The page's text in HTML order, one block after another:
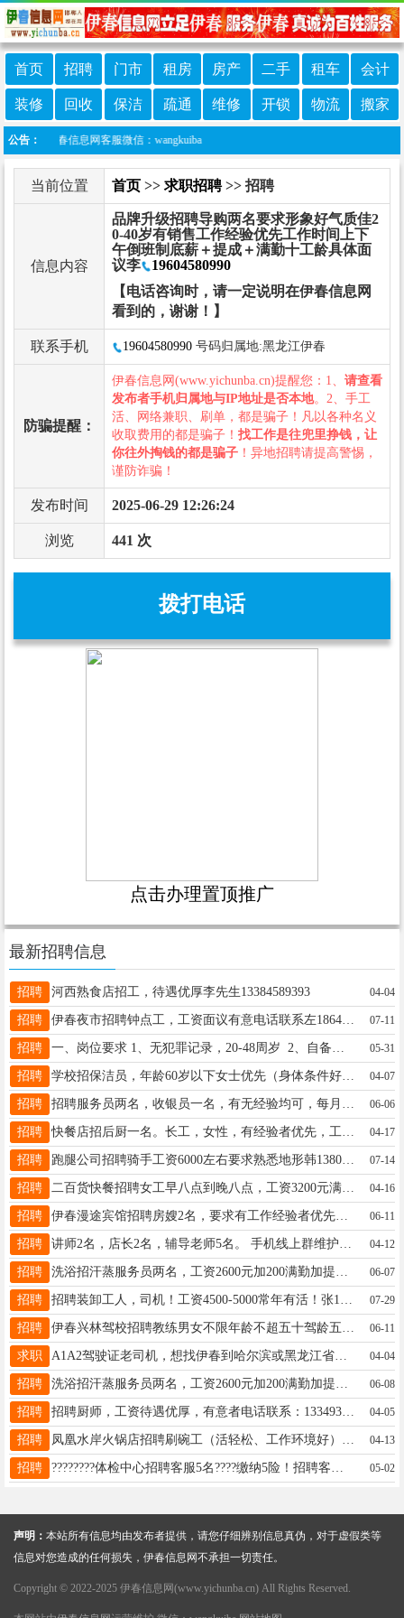
首页 招聘 门市 租房 房产 二手 租车 会计
装修 回收 保洁 疏通 维修 开锁 物流 搬家
公告：
请加伊春信息网客服微信：wangkuiba
当前位置 首页 >> 求职招聘>> 招聘
信息内容
品牌升级招聘导购两名要求形象好气质佳2
0-40岁有销售工作经验优先工作时间上下
午倒班制底薪＋提成＋满勤十工龄具体面
议李
19604580990
【电话咨询时，请一定说明在伊春信息网
看到的，谢谢！】
联系手机 19604580990 号码归属地:黑龙江伊春
防骗提醒：
伊春信息网(www.yichunba.cn)提醒您：1、 请查看
发布者手机归属地与IP地址是否本地。2、手工
活、网络兼职、刷单，都是骗子！凡以各种名义
收取费用的都是骗子！ 找工作是往兜里挣钱，让
你往外掏钱的都是骗子 ！异地招聘请提高警惕，
谨防诈骗！
发布时间 2025-06-29 12:26:24
浏览 441 次
拨打电话
点击办理置顶推广
最新招聘信息
招聘 河西熟食店招工，待遇优厚李先生13384589393 04-04
招聘 伊春夜市招聘钟点工，工资面议有意电话联系左18645829823 07-11
招聘 05-31
招聘 学校招保洁员，年龄60岁以下女士优先（身体条件好，可以适当放宽），身体健康，无重大疾病，严重高血压，心脏病。能吃苦耐劳，勤劳肯干者优先。活不累，每天主要两次卫生，平时保持好，干完就待着。王先生18645803323 04-07
招聘 06-06
招聘 04-17
招聘 跑腿公司招聘骑手工资6000左右要求熟悉地形韩13804853586 07-14
招聘 二百货快餐招聘女工早八点到晚八点，工资3200元满勤奖300元，一天共两顿餐食，联系电话13304580893张先生13304580893 04-16
招聘 伊春漫途宾馆招聘房嫂2名，要求有工作经验者优先，工作时间早八晚五，工作地点伊春夜市附近，工资3000元 06-11
招聘 04-12
招聘 06-07
招聘 07-29
招聘 06-11
求职 A1A2驾驶证老司机，想找伊春到哈尔滨或黑龙江省内的挂车，快递车，大客都可以。几天能回家的。有10年自己养挂车经验，手法好。联系电话15245882983于15245882983 04-04
招聘 06-08
招聘 招聘厨师，工资待遇优厚，有意者电话联系：13349383333，13199274444许女士13199274444 04-05
招聘 04-13
招聘 05-02
声明： 本站所有信息均由发布者提供，请您仔细辨别信息真伪，对于虚假类等
信息对您造成的任何损失，伊春信息网不承担一切责任。
Copyright © 2022-2025 伊春信息网(www.yichunba.cn) All Rights Reserved.